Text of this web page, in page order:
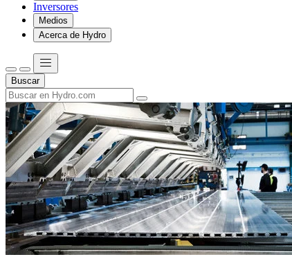
Inversores
Medios
Acerca de Hydro
Buscar